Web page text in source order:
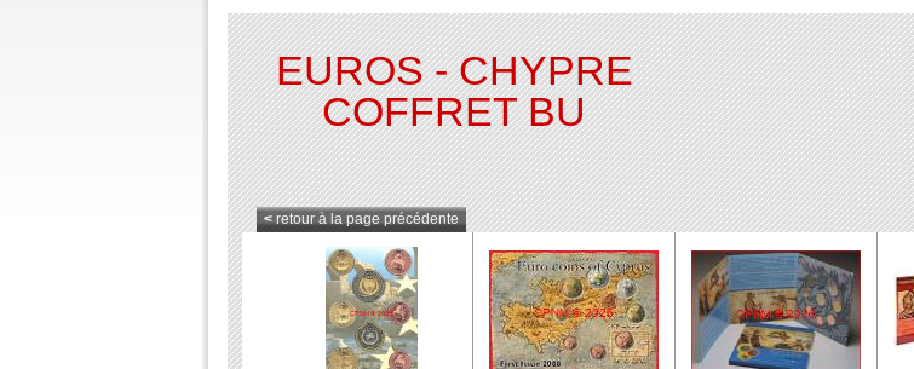
EUROS - CHYPRE
COFFRET BU
< retour à la page précédente